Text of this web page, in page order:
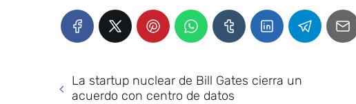
La startup nuclear de Bill Gates cierra un
acuerdo con centro de datos